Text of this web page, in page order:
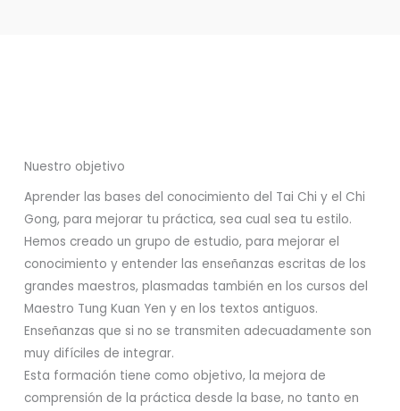
Nuestro objetivo
Aprender las bases del conocimiento del Tai Chi y el Chi
Gong, para mejorar tu práctica, sea cual sea tu estilo.
Hemos creado un grupo de estudio, para mejorar el
conocimiento y entender las enseñanzas escritas de los
grandes maestros, plasmadas también en los cursos del
Maestro Tung Kuan Yen y en los textos antiguos.
Enseñanzas que si no se transmiten adecuadamente son
muy difíciles de integrar.
Esta formación tiene como objetivo, la mejora de
comprensión de la práctica desde la base, no tanto en